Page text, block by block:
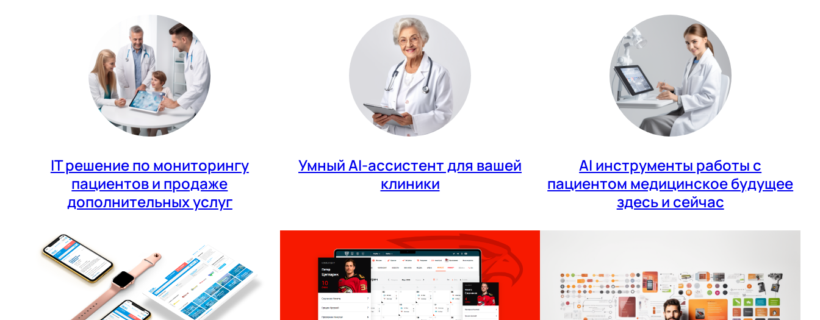
IT решение по мониторингу
пациентов и продаже
дополнительных услуг
Умный AI-ассистент для вашей
клиники
AI инструменты работы с
пациентом медицинское будущее
здесь и сейчас